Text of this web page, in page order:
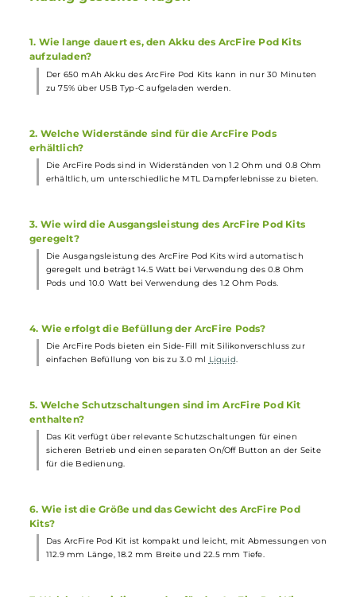
1 x Bedienungsanleitung
Länge: 112.9 mm (inkl. Pod)
Tiefe: 22.5 mm
Häufig gestellte Fragen
1. Wie lange dauert es, den Akku des ArcFire Pod Kits
aufzuladen?
Der 650 mAh Akku des ArcFire Pod Kits kann in nur 30 Minuten
2. Welche Widerstände sind für die ArcFire Pods
erhältlich?
Die ArcFire Pods sind in Widerständen von 1.2 Ohm und 0.8
3. Wie wird die Ausgangsleistung des ArcFire Pod Kits
geregelt?
Die Ausgangsleistung des ArcFire Pod Kits wird automatisch